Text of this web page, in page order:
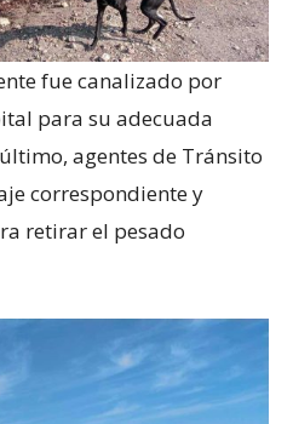
fue canalizado por
para su adecuada
agentes de Tránsito
correspondiente y
retirar el pesado